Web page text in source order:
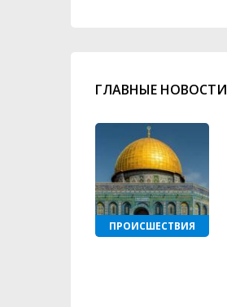
ГЛАВНЫЕ НОВОСТИ
ПРОИСШЕСТВИЯ